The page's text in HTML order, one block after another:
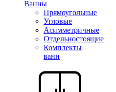
Ванны
Прямоугольные
Угловые
Асимметричные
Отдельностоящие
Комплекты
ванн